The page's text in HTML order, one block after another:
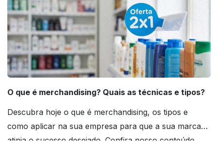
O que é merchandising? Quais as técnicas e tipos?
Descubra hoje o que é merchandising, os tipos e
como aplicar na sua empresa para que a sua marca
atinja o sucesso desejado. Confira nosso conteúdo